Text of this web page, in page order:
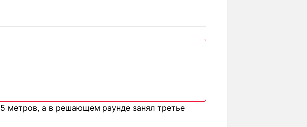
метров, а в решающем раунде занял третье